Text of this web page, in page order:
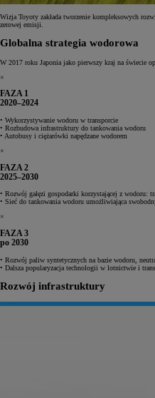
Wizja Toyoty zakłada tworzenie kompleksowych
zerowej emisji.
Globalna strategia wodorowa
W 2017 roku Japonia jako pierwszy kraj na świecie
×
FAZA 1
2020–2024
• Wykorzystywanie wodoru w transporcie
• Rozbudowa infrastruktury do tankowania wodoru
• Autobusy i ciężarówki napędzane wodorem
×
FAZA 2
2025–2030
• Rozwój gałęzi gospodarki korzystającej z wodoru:
• Sieć do tankowania wodoru umożliwiająca
×
FAZA 3
po 2030
• Rozwój paliw syntetycznych na bazie wodoru,
• Dalsza popularyzacja technologii w lotnictwie i
Rozwój infrastruktury